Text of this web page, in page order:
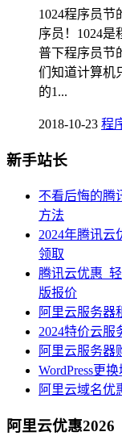
1024程序员
序员！1024
普下程序员节
们知道计算机
的1...
2018-10-23 程
新手站长
不看后悔的腾
方法
2024年腾讯
领取
腾讯云优惠_
版报价
阿里云服务器
2024特价云服
阿里云服务器
WordPress更
阿里云域名优
阿里云优惠2026